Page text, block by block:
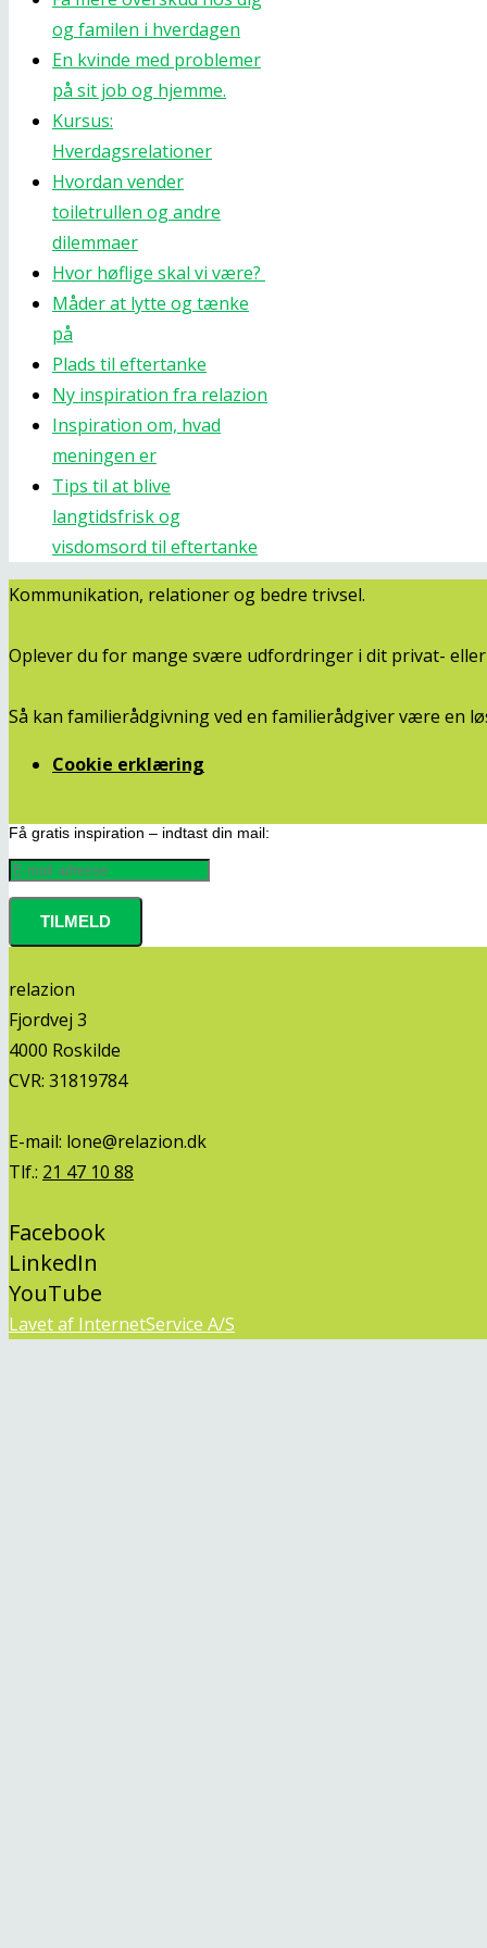
og familen i hverdagen
En kvinde med problemer
på sit job og hjemme.
Kursus:
Hverdagsrelationer
Hvordan vender
toiletrullen og andre
dilemmaer
Hvor høflige skal vi være?
Måder at lytte og tænke
på
Plads til eftertanke
Ny inspiration fra relazion
Inspiration om, hvad
meningen er
Tips til at blive
langtidsfrisk og
visdomsord til eftertanke
Kommunikation, relationer og bedre trivsel.
Oplever du for mange svære udfordringer i dit privat-
Så kan familierådgivning ved en familierådgiver være en
Cookie erklæring
Få gratis inspiration – indtast din mail:
relazion
Fjordvej 3
4000 Roskilde
CVR: 31819784
E-mail: lone@relazion.dk
Tlf.: 21 47 10 88
Facebook
LinkedIn
YouTube
Lavet af InternetService A/S